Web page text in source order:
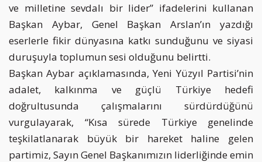
ve milletine sevdalı bir lider” ifadelerini kullanan
Başkan Aybar, Genel Başkan Arslan’ın yazdığı
eserlerle fikir dünyasına katkı sunduğunu ve siyasi
duruşuyla toplumun sesi olduğunu belirtti.
Başkan Aybar açıklamasında, Yeni Yüzyıl Partisi’nin
adalet, kalkınma ve güçlü Türkiye hedefi
doğrultusunda çalışmalarını sürdürdüğünü
vurgulayarak, “Kısa sürede Türkiye genelinde
teşkilatlanarak büyük bir hareket haline gelen
partimiz, Sayın Genel Başkanımızın liderliğinde emin